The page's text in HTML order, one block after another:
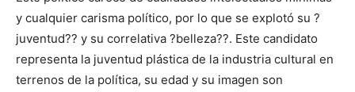
y cualquier carisma político, por lo que se explotó su ?
juventud?? y su correlativa ?belleza??. Este candidato
representa la juventud plástica de la industria cultural en
terrenos de la política, su edad y su imagen son